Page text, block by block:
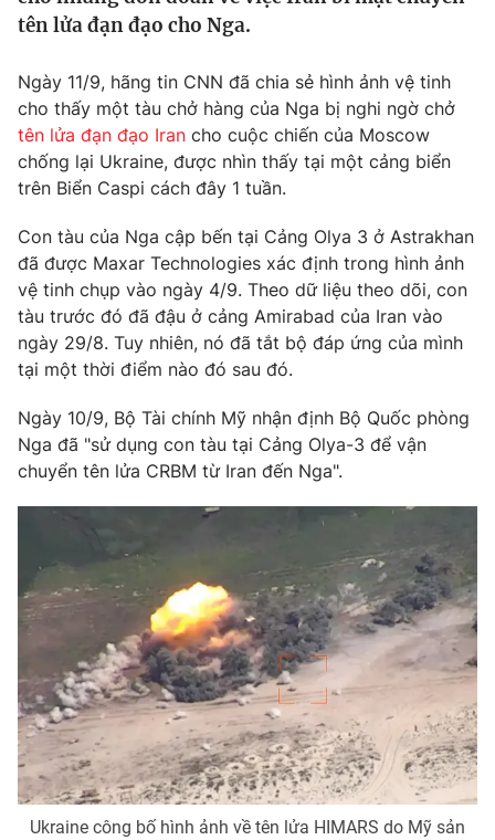
Tin tức
Câu chuyện quốc tế
Kinh tế
Tài chính
Thị trường
Góc doanh nghiệp
Dữ liệu và đời sống
Truyền hình
Hậu trường
Nhân vật
Khán giả
Giải trí
Điện ảnh
Âm nhạc
Sao
Đời sống
Du lịch
Làm đẹp
Chất lượng cuộc sống
Giáo dục
Tuyển sinh
Học trực tuyến
Công nghệ
Hitech Công nghệ tương lai
Tư vấn
Giao lưu trực tuyến
Lịch phát sóng
Chuyên mục khác
Emagazine Podcast
Photo Infographic
Video Shorts video
tên lửa đạn đạo cho Nga.
Ngày 11/9, hãng tin CNN đã chia sẻ hình ảnh vệ tinh
cho thấy một tàu chở hàng của Nga bị nghi ngờ chở
tên lửa đạn đạo Iran cho cuộc chiến của Moscow
chống lại Ukraine, được nhìn thấy tại một cảng biển
trên Biển Caspi cách đây 1 tuần.
Con tàu của Nga cập bến tại Cảng Olya 3 ở Astrakhan
đã được Maxar Technologies xác định trong hình ảnh
vệ tinh chụp vào ngày 4/9. Theo dữ liệu theo dõi, con
tàu trước đó đã đậu ở cảng Amirabad của Iran vào
ngày 29/8. Tuy nhiên, nó đã tắt bộ đáp ứng của mình
tại một thời điểm nào đó sau đó.
Ngày 10/9, Bộ Tài chính Mỹ nhận định Bộ Quốc phòng
Nga đã "sử dụng con tàu tại Cảng Olya-3 để vận
chuyển tên lửa CRBM từ Iran đến Nga".
Ukraine công bố hình ảnh về tên lửa HIMARS do Mỹ sản